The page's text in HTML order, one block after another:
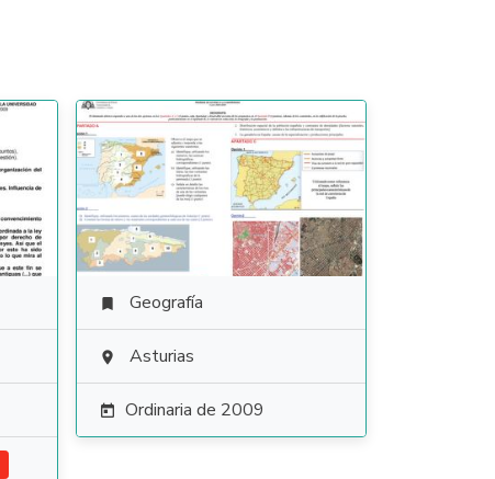
 Geografía
 Asturias
 Ordinaria de 2009